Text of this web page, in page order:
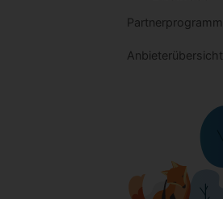
Partnerprogramm
Anbieterübersicht